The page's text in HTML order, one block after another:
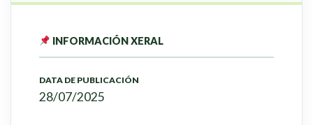
INFORMACIÓN XERAL
DATA DE PUBLICACIÓN
28/07/2025